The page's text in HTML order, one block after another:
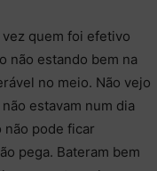
vez quem foi efetivo
não estando bem na
no meio. Não vejo
estavam num dia
não pode ficar
pega. Bateram bem